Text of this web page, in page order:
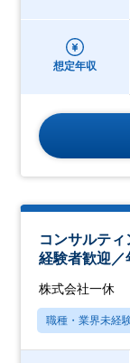
想定年収
コンサルテ
経験者歓迎／
株式会社一休
職種・業界未経